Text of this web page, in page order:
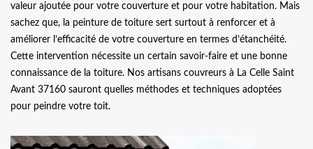
valeur ajoutée pour votre couverture et pour votre habitation. Mais
sachez que, la peinture de toiture sert surtout à renforcer et à
améliorer l’efficacité de votre couverture en termes d’étanchéité.
Cette intervention nécessite un certain savoir-faire et une bonne
connaissance de la toiture. Nos artisans couvreurs à La Celle Saint
Avant 37160 sauront quelles méthodes et techniques adoptées
pour peindre votre toit.